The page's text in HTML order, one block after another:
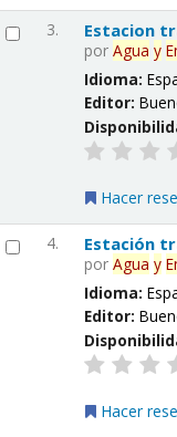
3. Estacion
porAgua y
Idioma:
Editor:
Hacer
4. Estación
porAgua y
Idioma:
Editor:
Hacer